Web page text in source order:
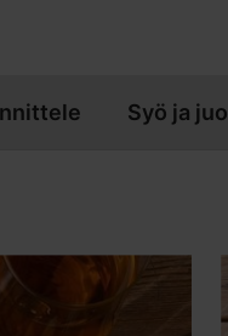
Syö ja juo